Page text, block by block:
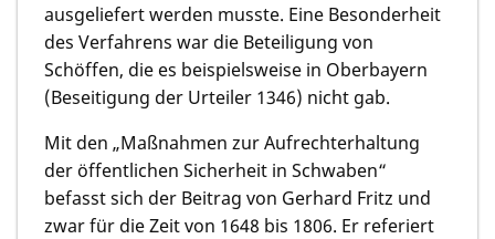
ausgeliefert werden musste. Eine Besonderheit
des Verfahrens war die Beteiligung von
Schöffen, die es beispielsweise in Oberbayern
(Beseitigung der Urteiler 1346) nicht gab.
Mit den „Maßnahmen zur Aufrechterhaltung
der öffentlichen Sicherheit in Schwaben“
befasst sich der Beitrag von Gerhard Fritz und
zwar für die Zeit von 1648 bis 1806. Er referiert